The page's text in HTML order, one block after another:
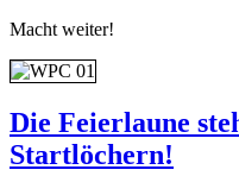
Macht weiter!
Die Feierlaune
Startlöchern!